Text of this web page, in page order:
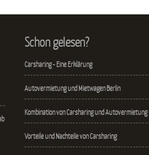
Schon gelesen?
Carsharing - Eine Erklärung
Autovermietung und Mietwagen Berlin
Kombination von Carsharing und Autovermietung
Vorteile und Nachteile von Carsharing